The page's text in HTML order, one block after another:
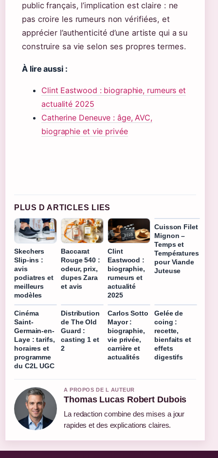
public français, l’implication est claire : ne
pas croire les rumeurs non vérifiées, et
apprécier l’authenticité d’une artiste qui a su
construire sa vie selon ses propres termes.
À lire aussi :
Clint Eastwood : biographie, rumeurs et
actualité 2025
Catherine Deneuve : âge, AVC,
biographie et vie privée
PLUS D ARTICLES LIES
Skechers
Slip-ins :
avis
podiatres et
meilleurs
modèles
Baccarat
Rouge 540 :
odeur, prix,
dupes Zara
et avis
Clint
Eastwood :
biographie,
rumeurs et
actualité
2025
Cuisson Filet
Mignon –
Temps et
Températures
pour Viande
Juteuse
Cinéma
Saint-
Germain-en-
Laye : tarifs,
horaires et
programme
du C2L UGC
Distribution
de The Old
Guard :
casting 1 et
2
Carlos Sotto
Mayor :
biographie,
vie privée,
carrière et
actualités
Gelée de
coing :
recette,
bienfaits et
effets
digestifs
A PROPOS DE L AUTEUR
Thomas Lucas Robert Dubois
La redaction combine des mises a jour
rapides et des explications claires.